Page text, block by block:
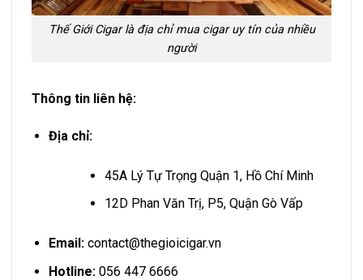
Thế Giới Cigar là địa chỉ mua cigar uy tín của nhiều
người
Thông tin liên hệ:
Địa chỉ:
45A Lý Tự Trọng Quận 1, Hồ Chí Minh
12D Phan Văn Trị, P5, Quận Gò Vấp
Email: contact@thegioicigar.vn
Hotline:056 447 6666